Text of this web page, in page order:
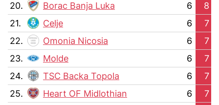
20.
Borac Banja Luka 6
8
21.
Celje 6
7
22.
Omonia Nicosia 6
7
23.
Molde 6
7
24.
TSC Backa Topola 6
7
25.
Heart OF Midlothian 6
7